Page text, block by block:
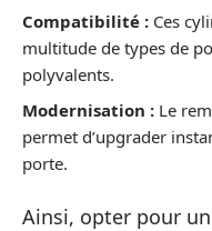
Compatibilité : Ces
multitude de types de
polyvalents.
Modernisation : Le
permet d’upgrader
porte.
Ainsi, opter pour